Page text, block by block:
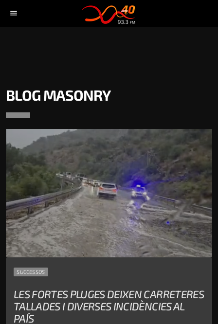
menu
BLOG MASONRY
SUCCESSOS
LES FORTES PLUGES DEIXEN CARRETERES
TALLADES I DIVERSES INCIDÈNCIES AL
PAÍS